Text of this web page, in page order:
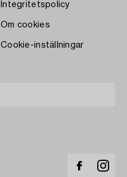
Integritetspolicy
Om cookies
Cookie-inställningar